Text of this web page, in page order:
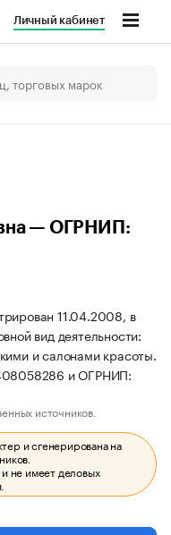
Личный кабинет
— ОГРНИП:
11.04.2008, в
вид деятельности:
и салонами красоты.
и ОГРНИП:
источников.
и сгенерирована на
не имеет деловых